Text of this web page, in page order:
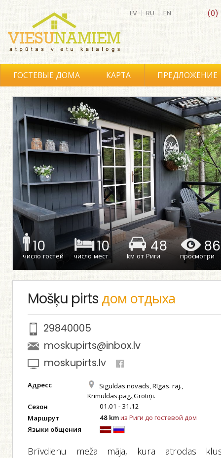
(0)
LV | RU | EN
ГОСТЕВЫЕ ДОМА КАРТА ПРЕДЛОЖЕНИЕ
10
число гостей
10
число мест
48
kм от Риги просмотри
Mošķu pirts дом отдыха
29840005
moskupirts@inbox.lv
moskupirts.lv
Адресс
Siguldas novads, Rīgas. raj.,
Krimuldas.pag.,Grotiņi.
Сезон 01.01 - 31.12
Маршрут 48 kmиз Риги до гостевой дом
Языки общения
Brīvdienu meža māja, kura atrodas